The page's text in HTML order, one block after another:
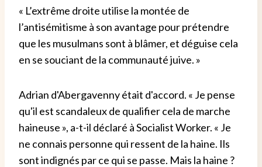
« L’extrême droite utilise la montée de
l’antisémitisme à son avantage pour prétendre
que les musulmans sont à blâmer, et déguise cela
en se souciant de la communauté juive. »
Adrian d'Abergavenny était d'accord. « Je pense
qu'il est scandaleux de qualifier cela de marche
haineuse », a-t-il déclaré à Socialist Worker. « Je
ne connais personne qui ressent de la haine. Ils
sont indignés par ce qui se passe. Mais la haine ?